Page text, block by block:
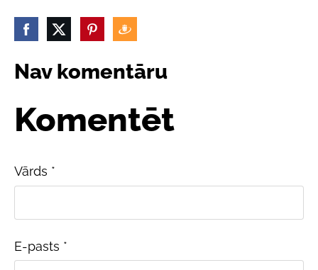
Nav komentāru
Komentēt
Vārds *
E-pasts *